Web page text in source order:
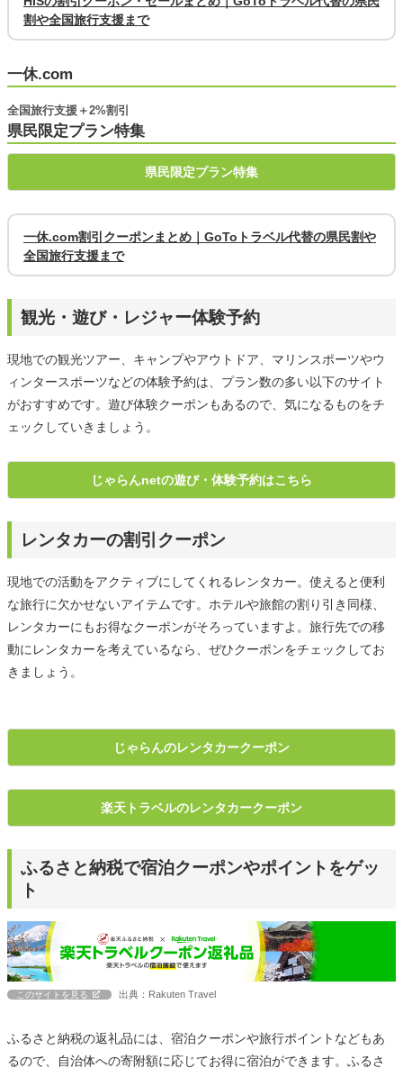
割や全国旅行支援まで
一休.com
県民限定プラン特集
全国旅行支援＋2%割引
県民限定プラン特集
一休.com割引クーポンまとめ｜GoToトラベル代替の県民割や
全国旅行支援まで
観光・遊び・レジャー体験予約
現地での観光ツアー、キャンプやアウトドア、マリンスポーツやウ
ィンタースポーツなどの体験予約は、プラン数の多い以下のサイト
がおすすめです。遊び体験クーポンもあるので、気になるものをチ
ェックしていきましょう。
じゃらんnetの遊び・体験予約はこちら
レンタカーの割引クーポン
現地での活動をアクティブにしてくれるレンタカー。使えると便利
な旅行に欠かせないアイテムです。ホテルや旅館の割り引き同様、
レンタカーにもお得なクーポンがそろっていますよ。旅行先での移
動にレンタカーを考えているなら、ぜひクーポンをチェックしてお
きましょう。
じゃらんのレンタカークーポン
楽天トラベルのレンタカークーポン
ふるさと納税で宿泊クーポンやポイントをゲッ
ト
このサイトを見る 出典：Rakuten Travel
ふるさと納税の返礼品には、宿泊クーポンや旅行ポイントなどもあ
るので、自治体への寄附額に応じてお得に宿泊ができます。ふるさ